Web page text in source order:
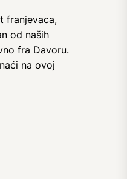
franjevaca,
od naših
fra Davoru.
na ovoj